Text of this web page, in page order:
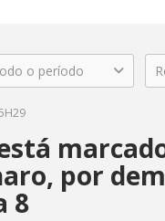
o período
por
8